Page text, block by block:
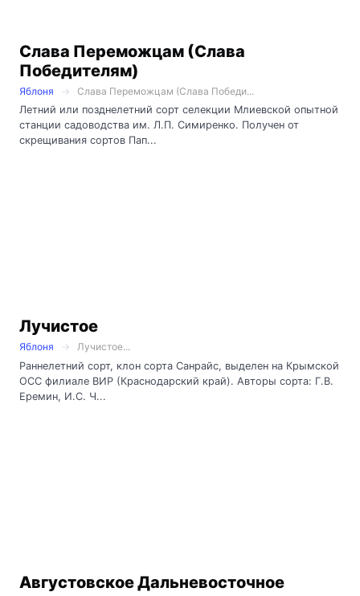
Слава Переможцам (Слава
Победителям)
Яблоня
Слава Переможцам (Слава Победи...
Летний или позднелетний сорт селекции Млиевской опытной
станции садоводства им. Л.П. Симиренко. Получен от
скрещивания сортов Пап...
Лучистое
Яблоня
Лучистое...
Раннелетний сорт, клон сорта Санрайс, выделен на Крымской
ОСС филиале ВИР (Краснодарский край). Авторы сорта: Г.В.
Еремин, И.С. Ч...
Августовское Дальневосточное